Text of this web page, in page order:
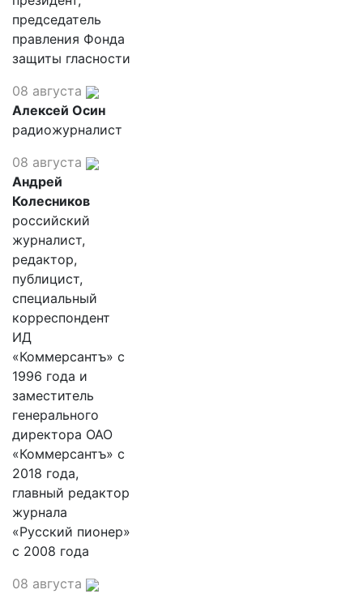
председатель
правления Фонда
защиты гласности
08 августа
Алексей Осин
радиожурналист
08 августа
Андрей
Колесников
российский
журналист,
редактор,
публицист,
специальный
корреспондент
ИД
«Коммерсантъ» с
1996 года и
заместитель
генерального
директора ОАО
«Коммерсантъ» с
2018 года,
главный редактор
журнала
«Русский пионер»
с 2008 года
08 августа